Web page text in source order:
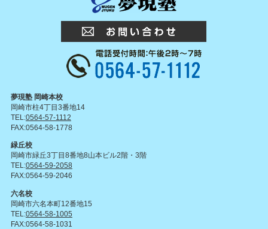
夢現塾 岡崎本校
岡崎市柱4丁目3番地14
TEL:0564-57-1112
FAX:0564-58-1778
緑丘校
岡崎市緑丘3丁目8番地8山本ビル2階・3階
TEL:0564-59-2058
FAX:0564-59-2046
六名校
岡崎市六名本町12番地15
TEL:0564-58-1005
FAX:0564-58-1031